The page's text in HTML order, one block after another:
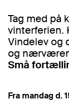
Tag med på
vinterferien.
Vindelev og
og
Små
Fra mandag d.